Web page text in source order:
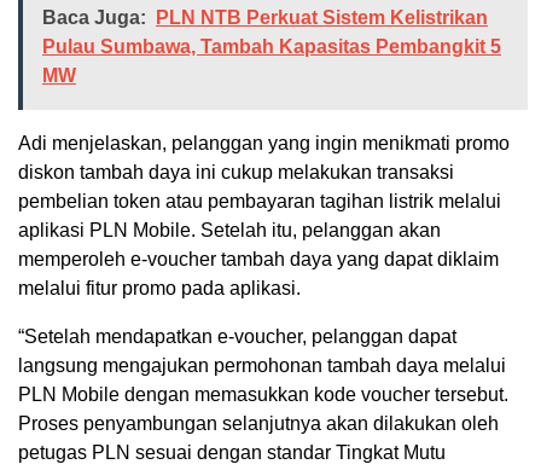
Baca Juga:
PLN NTB Perkuat Sistem Kelistrikan
Pulau Sumbawa, Tambah Kapasitas Pembangkit 5
MW
Adi menjelaskan, pelanggan yang ingin menikmati promo
diskon tambah daya ini cukup melakukan transaksi
pembelian token atau pembayaran tagihan listrik melalui
aplikasi PLN Mobile. Setelah itu, pelanggan akan
memperoleh e-voucher tambah daya yang dapat diklaim
melalui fitur promo pada aplikasi.
“Setelah mendapatkan e-voucher, pelanggan dapat
langsung mengajukan permohonan tambah daya melalui
PLN Mobile dengan memasukkan kode voucher tersebut.
Proses penyambungan selanjutnya akan dilakukan oleh
petugas PLN sesuai dengan standar Tingkat Mutu